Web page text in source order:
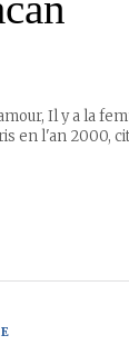
Il y a la
en l'an 2000,